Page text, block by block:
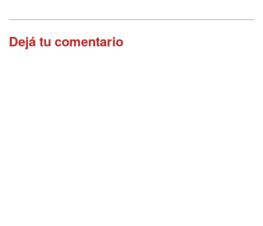
Dejá tu comentario